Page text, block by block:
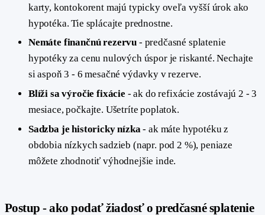
karty, kontokorent majú typicky oveľa vyšší úrok ako
hypotéka. Tie splácajte prednostne.
Nemáte finančnú rezervu - predčasné splatenie
hypotéky za cenu nulových úspor je riskanté. Nechajte
si aspoň 3 - 6 mesačné výdavky v rezerve.
Blíži sa výročie fixácie - ak do refixácie zostávajú 2 - 3
mesiace, počkajte. Ušetríte poplatok.
Sadzba je historicky nízka- ak máte hypotéku z
obdobia nízkych sadzieb (napr. pod 2 %), peniaze
môžete zhodnotiť výhodnejšie inde.
Postup - ako podať žiadosť o predčasné splatenie